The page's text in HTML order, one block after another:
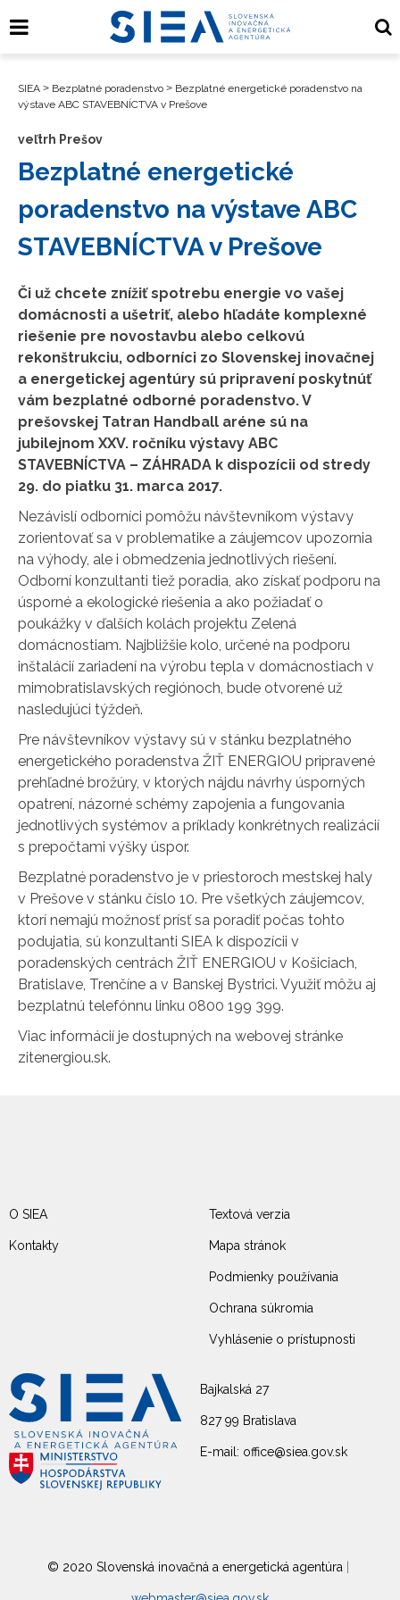
SIEA > Bezplatné poradenstvo > Bezplatné energetické poradenstvo na
výstave ABC STAVEBNÍCTVA v Prešove
veľtrh Prešov
Bezplatné energetické
poradenstvo na výstave ABC
STAVEBNÍCTVA v Prešove
Či už chcete znížiť spotrebu energie vo vašej
domácnosti a ušetriť, alebo hľadáte komplexné
riešenie pre novostavbu alebo celkovú
rekonštrukciu, odborníci zo Slovenskej inovačnej
a energetickej agentúry sú pripravení poskytnúť
vám bezplatné odborné poradenstvo. V
prešovskej Tatran Handball aréne sú na
jubilejnom XXV. ročníku výstavy ABC
STAVEBNÍCTVA – ZÁHRADA k dispozícii od stredy
29. do piatku 31. marca 2017.
Nezávislí odborníci pomôžu návštevníkom výstavy
zorientovať sa v problematike a záujemcov upozornia
na výhody, ale i obmedzenia jednotlivých riešení.
Odborní konzultanti tiež poradia, ako získať podporu na
úsporné a ekologické riešenia a ako požiadať o
poukážky v ďalších kolách projektu Zelená
domácnostiam. Najbližšie kolo, určené na podporu
inštalácií zariadení na výrobu tepla v domácnostiach v
mimobratislavských regiónoch, bude otvorené už
nasledujúci týždeň.
Pre návštevníkov výstavy sú v stánku bezplatného
energetického poradenstva ŽIŤ ENERGIOU pripravené
prehľadné brožúry, v ktorých nájdu návrhy úsporných
opatrení, názorné schémy zapojenia a fungovania
jednotlivých systémov a príklady konkrétnych realizácií
s prepočtami výšky úspor.
Bezplatné poradenstvo je v priestoroch mestskej haly
v Prešove v stánku číslo 10. Pre všetkých záujemcov,
ktorí nemajú možnosť prísť sa poradiť počas tohto
podujatia, sú konzultanti SIEA k dispozícii v
poradenských centrách ŽIŤ ENERGIOU v Košiciach,
Bratislave, Trenčíne a v Banskej Bystrici. Využiť môžu aj
bezplatnú telefónnu linku 0800 199 399.
Viac informácií je dostupných na webovej stránke
zitenergiou.sk.
Bajkalská 27
827 99 Bratislava
E-mail: office@siea.gov.sk
O SIEA
Kontakty
Textová verzia
Mapa stránok
Podmienky používania
Ochrana súkromia
Vyhlásenie o prístupnosti
© 2020 Slovenská inovačná a energetická agentúra